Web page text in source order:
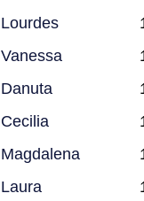
Lourdes
Vanessa
Danuta
Cecilia
Magdalena
Laura